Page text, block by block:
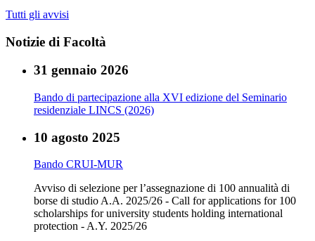
Tutti gli avvisi
Notizie di Facoltà
31 gennaio 2026
Bando di partecipazione alla XVI edizione del Seminario
residenziale LINCS (2026)
10 agosto 2025
Bando CRUI-MUR
Avviso di selezione per l’assegnazione di 100 annualità di
borse di studio A.A. 2025/26 - Call for applications for 100
scholarships for university students holding international
protection - A.Y. 2025/26